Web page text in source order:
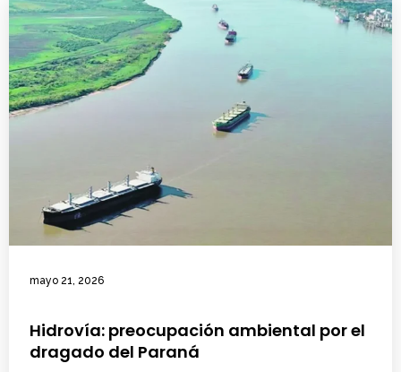
mayo 21, 2026
Hidrovía: preocupación ambiental por el
dragado del Paraná